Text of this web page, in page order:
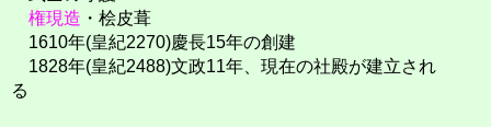
権現造 ・桧皮葺
1610年(皇紀2270)慶長15年の創建
1828年(皇紀2488)文政11年、現在の社殿が建立され
る